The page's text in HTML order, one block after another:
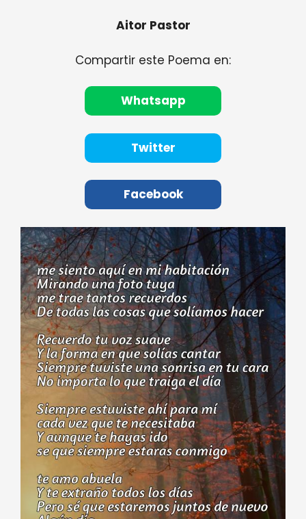
Aitor Pastor
Compartir este Poema en:
Whatsapp
Twitter
Facebook